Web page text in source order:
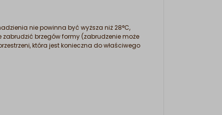
nie powinna być wyższa niż 28°C,
brzegów formy (zabrudzenie może
która jest konieczna do właściwego